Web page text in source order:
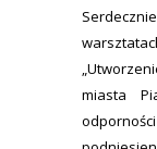
miasta